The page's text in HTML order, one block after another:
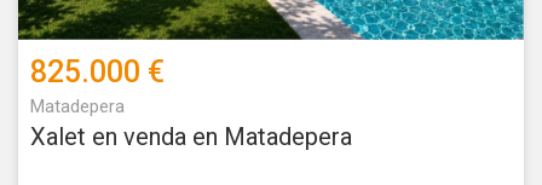
825.000 €
Matadepera
Xalet en venda en Matadepera